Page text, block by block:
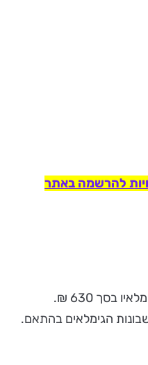
להרשמה באתר
כמידי שנה מעניק הבנק שי לגימלאיו בסך 630 ₪.
הגימלאים בהתאם.